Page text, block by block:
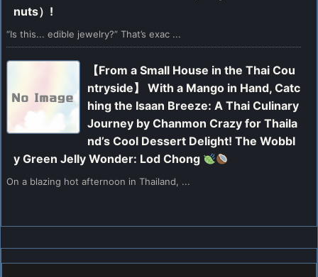
nuts）!
“Is this... edible jewelry?” That’s exac ...
【From a Small House in the Thai Cou
ntryside】 With a Mango in Hand, Catc
hing the Isaan Breeze: A Thai Culinary
Journey by Chanmon Crazy for Thaila
nd’s Cool Dessert Delight! The Wobbl
y Green Jelly Wonder: Lod Chong
On a blazing hot afternoon in Thailand, ...